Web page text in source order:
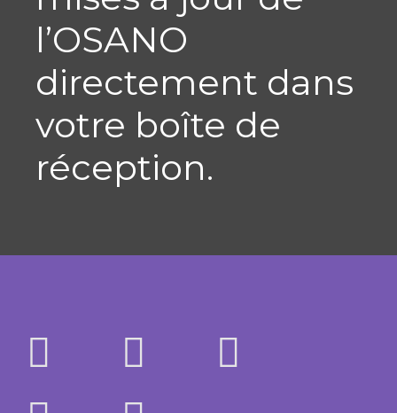
l’OSANO
directement dans
votre boîte de
réception.